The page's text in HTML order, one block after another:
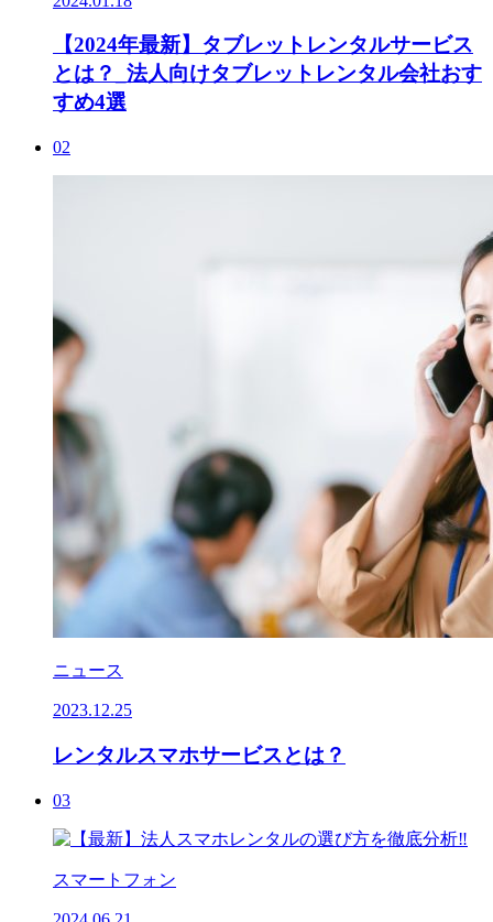
【2024年最新】タブレットレンタルサービス
とは？_法人向けタブレットレンタル会社おす
すめ4選
02
ニュース
2023.12.25
レンタルスマホサービスとは？
03
スマートフォン